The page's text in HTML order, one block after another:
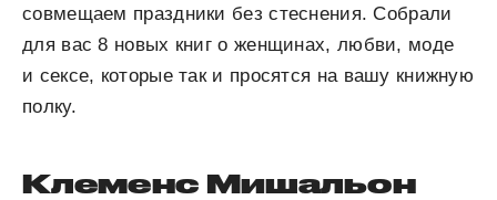
совмещаем праздники без стеснения. Собрали
для вас 8 новых книг о женщинах, любви, моде
и сексе, которые так и просятся на вашу книжную
полку.
Клеменс Мишальон